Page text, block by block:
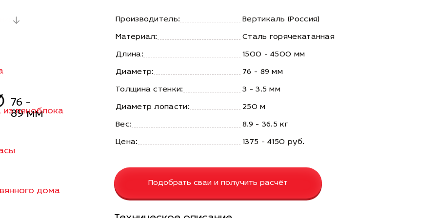
из пеноблока
дома
76 -
89 мм
Производитель: Вертикаль (Россия)
Материал: Сталь горячекатанная
Длина: 1500 - 4500 мм
Диаметр: 76 - 89 мм
Толщина стенки: 3 - 3.5 мм
Диаметр лопасти: 250 м
Вес: 8.9 - 36.5 кг
Цена: 1375 - 4150 руб.
Подобрать сваи и получить расчёт